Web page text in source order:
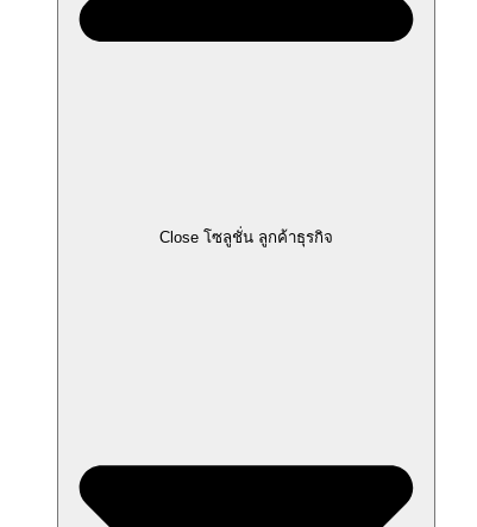
Close โซลูชั่น ลูกค้าธุรกิจ